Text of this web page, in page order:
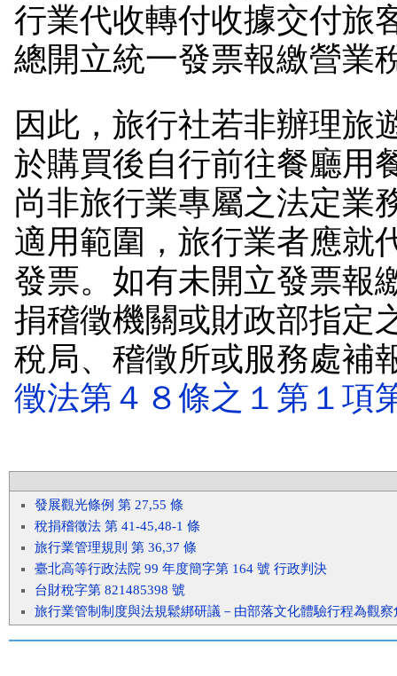
行業代收轉付收據交付旅
總開立統一發票報繳營業
因此，旅行社若非辦理旅
於購買後自行前往餐廳用
尚非旅行業專屬之法定業
適用範圍，旅行業者應就
發票。如有未開立發票報
捐稽徵機關或財政部指定
稅局、稽徵所或服務處補
徵法第４８條之１第１項
發展觀光條例 第 27,55 條
稅捐稽徵法 第 41-45,48-1 條
旅行業管理規則 第 36,37 條
臺北高等行政法院 99 年度簡字第 164 號 行政判決
台財稅字第 821485398 號
旅行業管制制度與法規鬆綁研議－由部落文化體驗行程為觀察